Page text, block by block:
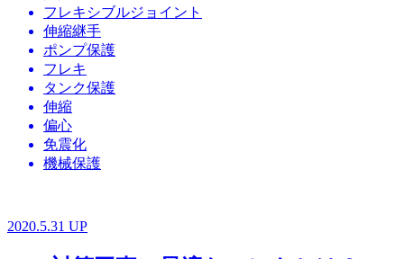
フレキシブルジョイント
伸縮継手
ポンプ保護
フレキ
タンク保護
伸縮
偏心
免震化
機械保護
2020.5.31 UP